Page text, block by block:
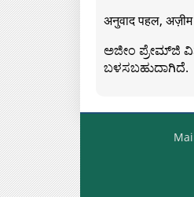
अनुवाद पहल, अज़ीम
ಅಜೀಂ ಪ್ರೇಮ್‍ಜಿ
ಬಳಸಬಹುದಾಗಿದೆ.